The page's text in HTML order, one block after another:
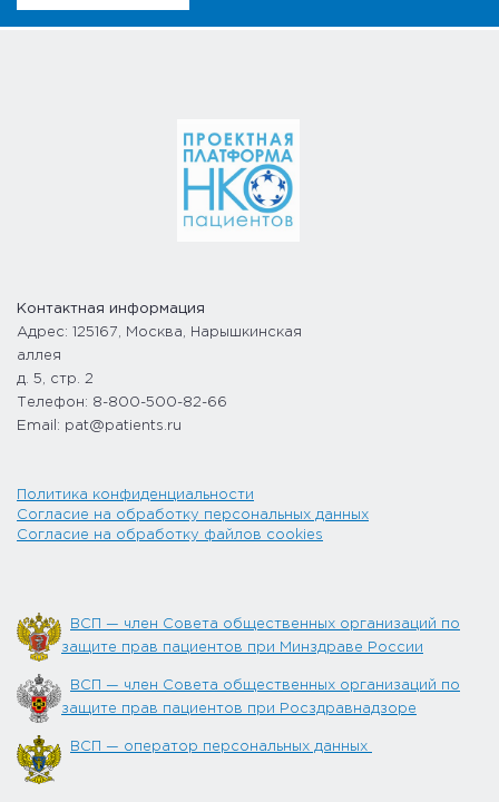
Контактная информация
Адрес: 125167, Москва, Нарышкинская
аллея
д. 5, стр. 2
Телефон: 8-800-500-82-66
Email: pat@patients.ru
Политика конфиденциальности
Согласие на обработку персональных данных
Согласие на обработку файлов cookies
ВСП — член Совета общественных организаций по
защите прав пациентов при Минздраве России
ВСП — член Совета общественных организаций по
защите прав пациентов при Росздравнадзоре
ВСП — оператор персональных данных